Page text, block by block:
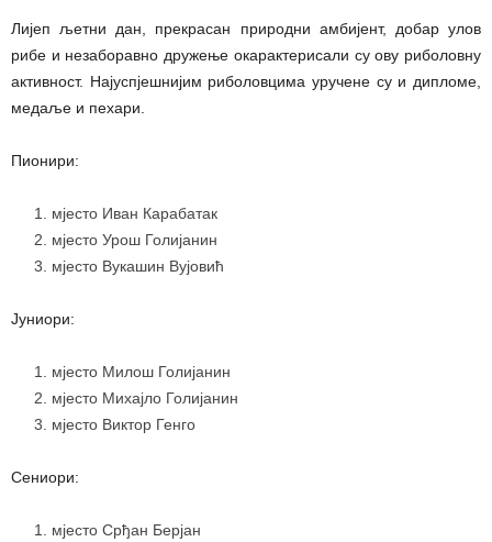
Лијеп љетни дан, прекрасан природни амбијент, добар улов
рибе и незаборавно дружење окарактерисали су ову риболовну
активност. Најуспјешнијим риболовцима уручене су и дипломе,
медаље и пехари.
Пионири:
мјесто Иван Карабатак
мјесто Урош Голијанин
мјесто Вукашин Вујовић
Јуниори:
мјесто Милош Голијанин
мјесто Михајло Голијанин
мјесто Виктор Генго
Сениори:
мјесто Срђан Берјан